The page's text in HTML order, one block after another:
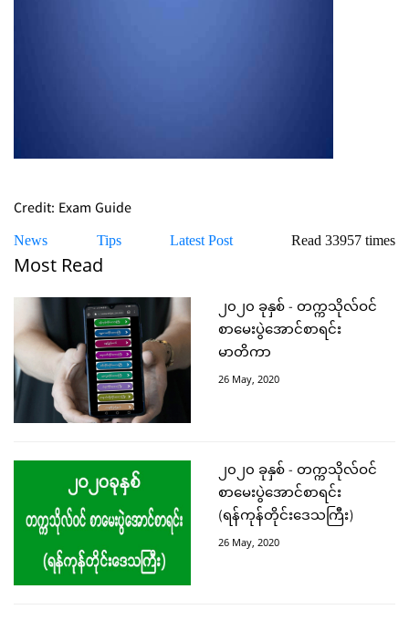
Credit: Exam Guide
News Tips Latest Post Read 33957 times
Most Read
၂၀၂၀ ခုနှစ် - တက္ကသိုလ်ဝင်
စာမေးပွဲအောင်စာရင်း
မာတိကာ
26 May, 2020
၂၀၂၀ ခုနှစ် - တက္ကသိုလ်ဝင်
စာမေးပွဲအောင်စာရင်း
(ရန်ကုန်တိုင်းဒေသကြီး)
26 May, 2020